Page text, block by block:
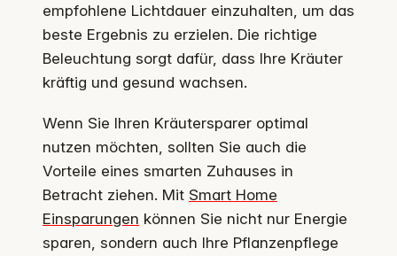
empfohlene Lichtdauer einzuhalten, um das
beste Ergebnis zu erzielen. Die richtige
Beleuchtung sorgt dafür, dass Ihre Kräuter
kräftig und gesund wachsen.
Wenn Sie Ihren Kräutersparer optimal
nutzen möchten, sollten Sie auch die
Vorteile eines smarten Zuhauses in
Betracht ziehen. Mit Smart Home
Einsparungen können Sie nicht nur Energie
sparen, sondern auch Ihre Pflanzenpflege